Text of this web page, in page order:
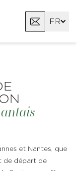
FR
EN
et Nantes, que
de départ de